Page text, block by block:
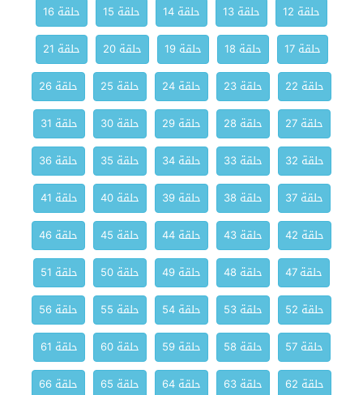
حلقة 12
حلقة 13 حلقة 14 حلقة 15
حلقة 16
حلقة 17
حلقة 18 حلقة 19 حلقة 20
حلقة 21
حلقة 22
حلقة 23 حلقة 24 حلقة 25
حلقة 26
حلقة 27
حلقة 28 حلقة 29 حلقة 30
حلقة 31
حلقة 32
حلقة 33 حلقة 34 حلقة 35
حلقة 36
حلقة 37
حلقة 38 حلقة 39 حلقة 40
حلقة 41
حلقة 42
حلقة 43 حلقة 44 حلقة 45
حلقة 46
حلقة 47
حلقة 48 حلقة 49 حلقة 50
حلقة 51
حلقة 52
حلقة 53 حلقة 54 حلقة 55
حلقة 56
حلقة 57
حلقة 58 حلقة 59 حلقة 60
حلقة 61
حلقة 62
حلقة 63 حلقة 64 حلقة 65
حلقة 66